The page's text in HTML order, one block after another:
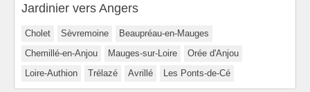
Jardinier vers Angers
Cholet Sèvremoine
Beaupréau-en-Mauges
Chemillé-en-Anjou
Mauges-sur-Loire
Orée d'Anjou
Loire-Authion
Trélazé Avrillé Les Ponts-de-Cé